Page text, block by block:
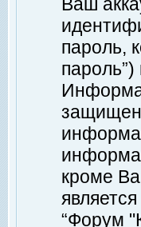
пароль,
кроме
“Форум